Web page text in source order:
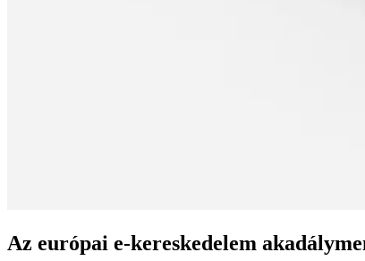
Az európai e-kereskedelem